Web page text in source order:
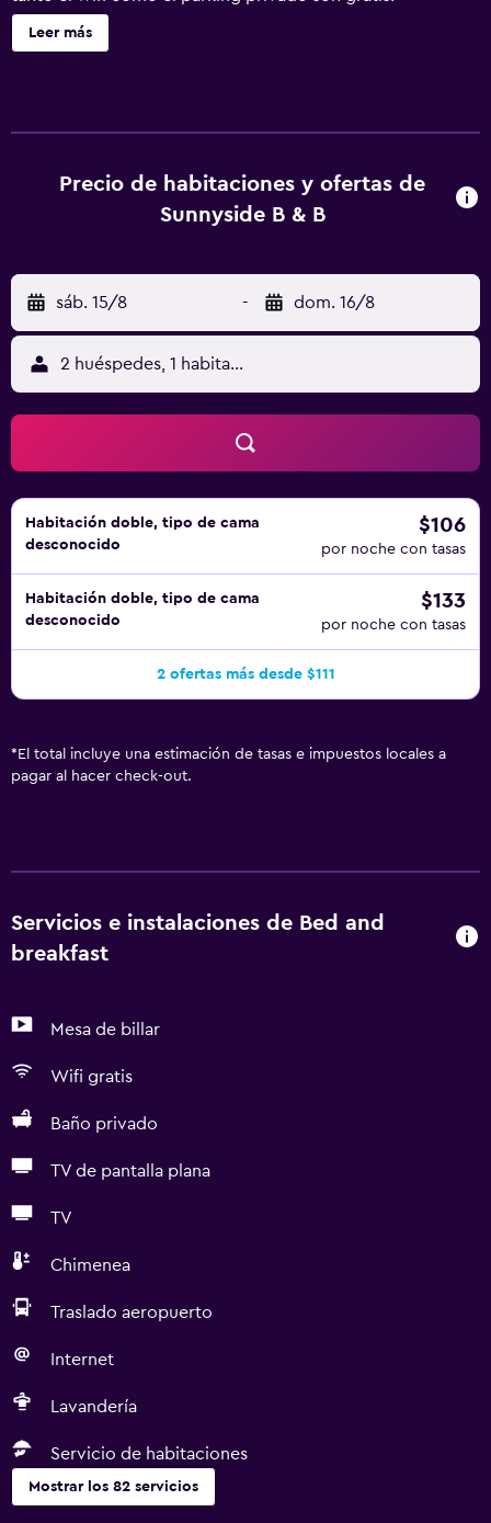
Sunnyside B&B ofrece TV de pantalla plana y baño privado
con artículos de aseo gratuitos, secador de pelo y ducha.
km. El aeropuerto (Aeropuerto de Glasgow) está a 21 km.
Leer más
Precio de habitaciones y ofertas de
Sunnyside B & B
sáb. 15/8 - dom. 16/8
2 huéspedes, 1 habitación
Habitación doble, tipo de cama
desconocido
$106
por noche con tasas
Habitación doble, tipo de cama
desconocido
$133
por noche con tasas
2 ofertas más desde $111
* El total incluye una estimación de tasas e impuestos locales a
pagar al hacer check-out.
Servicios e instalaciones de Bed and
breakfast
Mesa de billar
Wifi gratis
Baño privado
TV de pantalla plana
TV
Chimenea
Traslado aeropuerto
Internet
Lavandería
Servicio de habitaciones
Mostrar los 82 servicios